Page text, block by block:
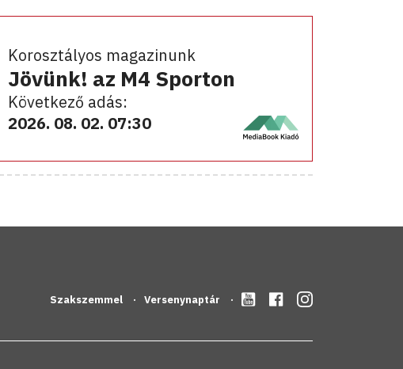
Korosztályos magazinunk
Jövünk! az M4 Sporton
Következő adás:
2026. 08. 02. 07:30
Szakszemmel Versenynaptár